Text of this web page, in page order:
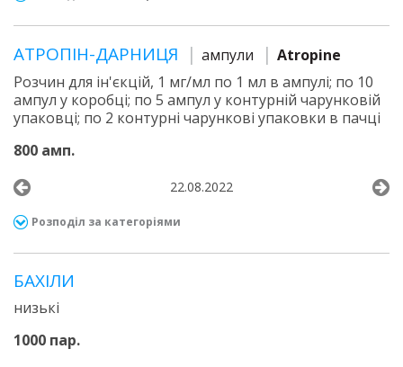
АТРОПІН-ДАРНИЦЯ ампули
Atropine
Розчин для ін'єкцій, 1 мг/мл по 1 мл в ампулі; по 10
ампул у коробці; по 5 ампул у контурній чарунковій
упаковці; по 2 контурні чарункові упаковки в пачці
800 амп.
22.08.2022
Розподіл за категоріями
БАХІЛИ
низькі
1000 пар.